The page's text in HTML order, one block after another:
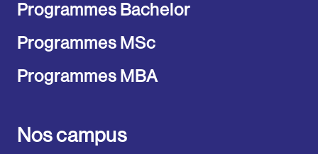
Programmes Bachelor
Programmes MSc
Programmes MBA
Nos campus